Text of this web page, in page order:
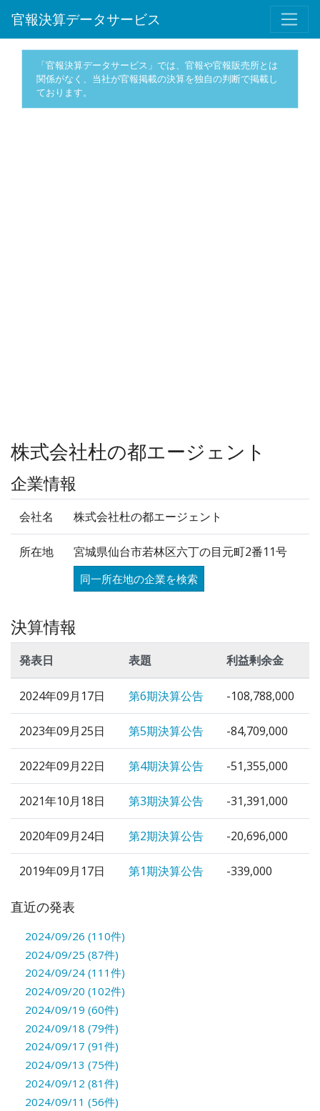
官報決算データサービス
「官報決算データサービス」では、官報や官報販売所とは
関係がなく、当社が官報掲載の決算を独自の判断で掲載し
ております。
株式会社杜の都エージェント
企業情報
会社名 株式会社杜の都エージェント
所在地 宮城県仙台市若林区六丁の目元町2番11号
同一所在地の企業を検索
決算情報
発表日 表題 利益剰余金
2024年09月17日 第6期決算公告 -108,788,000
2023年09月25日 第5期決算公告 -84,709,000
2022年09月22日 第4期決算公告 -51,355,000
2021年10月18日 第3期決算公告 -31,391,000
2020年09月24日 第2期決算公告 -20,696,000
2019年09月17日 第1期決算公告 -339,000
直近の発表
2024/09/26 (110件)
2024/09/25 (87件)
2024/09/24 (111件)
2024/09/20 (102件)
2024/09/19 (60件)
2024/09/18 (79件)
2024/09/17 (91件)
2024/09/13 (75件)
2024/09/12 (81件)
2024/09/11 (56件)